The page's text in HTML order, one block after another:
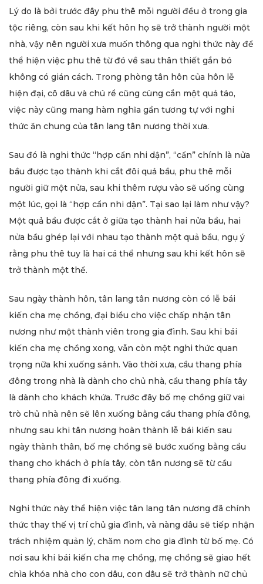
Lý do là bởi trước đây phu thê mỗi người đều ở trong gia
tộc riêng, còn sau khi kết hôn họ sẽ trở thành người một
nhà, vậy nên người xưa muốn thông qua nghi thức này để
thể hiện việc phu thê từ đó về sau thân thiết gắn bó
không có gián cách. Trong phòng tân hôn của hôn lễ
hiện đại, cô dâu và chú rể cũng cùng cắn một quả táo,
việc này cũng mang hàm nghĩa gần tương tự với nghi
thức ăn chung của tân lang tân nương thời xưa.
Sau đó là nghi thức “hợp cẩn nhi dận”, “cẩn” chính là nửa
bầu được tạo thành khi cắt đôi quả bầu, phu thê mỗi
người giữ một nửa, sau khi thêm rượu vào sẽ uống cùng
một lúc, gọi là “hợp cẩn nhi dận”. Tại sao lại làm như vậy?
Một quả bầu được cắt ở giữa tạo thành hai nửa bầu, hai
nửa bầu ghép lại với nhau tạo thành một quả bầu, ngụ ý
rằng phu thê tuy là hai cá thể nhưng sau khi kết hôn sẽ
trở thành một thể.
Sau ngày thành hôn, tân lang tân nương còn có lễ bái
kiến cha mẹ chồng, đại biểu cho việc chấp nhận tân
nương như một thành viên trong gia đình. Sau khi bái
kiến cha mẹ chồng xong, vẫn còn một nghi thức quan
trọng nữa khi xuống sảnh. Vào thời xưa, cầu thang phía
đông trong nhà là dành cho chủ nhà, cầu thang phía tây
là dành cho khách khứa. Trước đây bố mẹ chồng giữ vai
trò chủ nhà nên sẽ lên xuống bằng cầu thang phía đông,
nhưng sau khi tân nương hoàn thành lễ bái kiến sau
ngày thành thân, bố mẹ chồng sẽ bước xuống bằng cầu
thang cho khách ở phía tây, còn tân nương sẽ từ cầu
thang phía đông đi xuống.
Nghi thức này thể hiện việc tân lang tân nương đã chính
thức thay thế vị trí chủ gia đình, và nàng dâu sẽ tiếp nhận
trách nhiệm quản lý, chăm nom cho gia đình từ bố mẹ. Có
nơi sau khi bái kiến cha mẹ chồng, mẹ chồng sẽ giao hết
chìa khóa nhà cho con dâu, con dâu sẽ trở thành nữ chủ